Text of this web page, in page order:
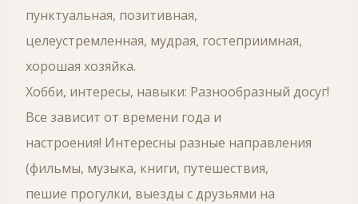
пунктуальная, позитивная,
целеустремленная, мудрая, гостеприимная,
хорошая хозяйка.
Хобби, интересы, навыки: Разнообразный досуг!
Все зависит от времени года и
настроения! Интересны разные направления
(фильмы, музыка, книги, путешествия,
пешие прогулки, выезды с друзьями на